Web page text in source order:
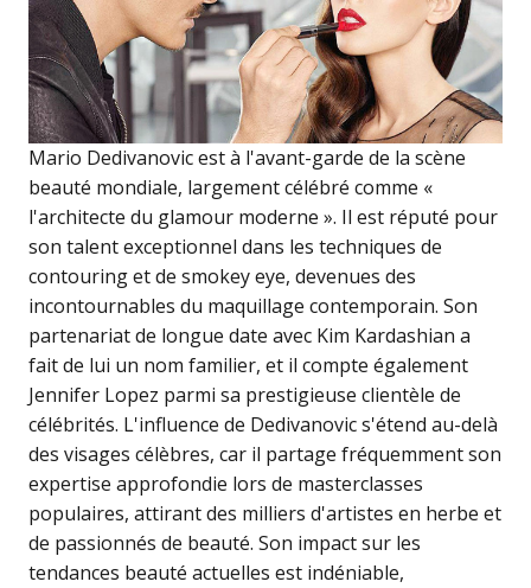
Mario Dedivanovic est à l'avant-garde de la scène
beauté mondiale, largement célébré comme «
l'architecte du glamour moderne ». Il est réputé pour
son talent exceptionnel dans les techniques de
contouring et de smokey eye, devenues des
incontournables du maquillage contemporain. Son
partenariat de longue date avec Kim Kardashian a
fait de lui un nom familier, et il compte également
Jennifer Lopez parmi sa prestigieuse clientèle de
célébrités. L'influence de Dedivanovic s'étend au-delà
des visages célèbres, car il partage fréquemment son
expertise approfondie lors de masterclasses
populaires, attirant des milliers d'artistes en herbe et
de passionnés de beauté. Son impact sur les
tendances beauté actuelles est indéniable,